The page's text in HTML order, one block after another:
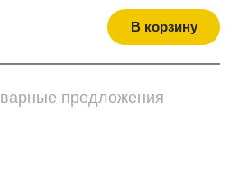
В корзину
предложения